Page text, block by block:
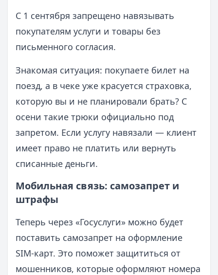
С 1 сентября запрещено навязывать
покупателям услуги и товары без
письменного согласия.
Знакомая ситуация: покупаете билет на
поезд, а в чеке уже красуется страховка,
которую вы и не планировали брать? С
осени такие трюки официально под
запретом. Если услугу навязали — клиент
имеет право не платить или вернуть
списанные деньги.
Мобильная связь: самозапрет и
штрафы
Теперь через «Госуслуги» можно будет
поставить самозапрет на оформление
SIM-карт. Это поможет защититься от
мошенников, которые оформляют номера